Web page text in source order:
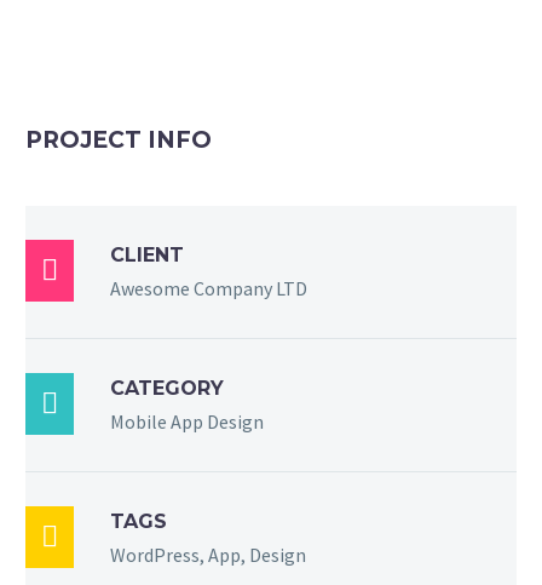
PROJECT INFO
 CLIENT
Awesome Company LTD
 CATEGORY
Mobile App Design
 TAGS
WordPress, App, Design